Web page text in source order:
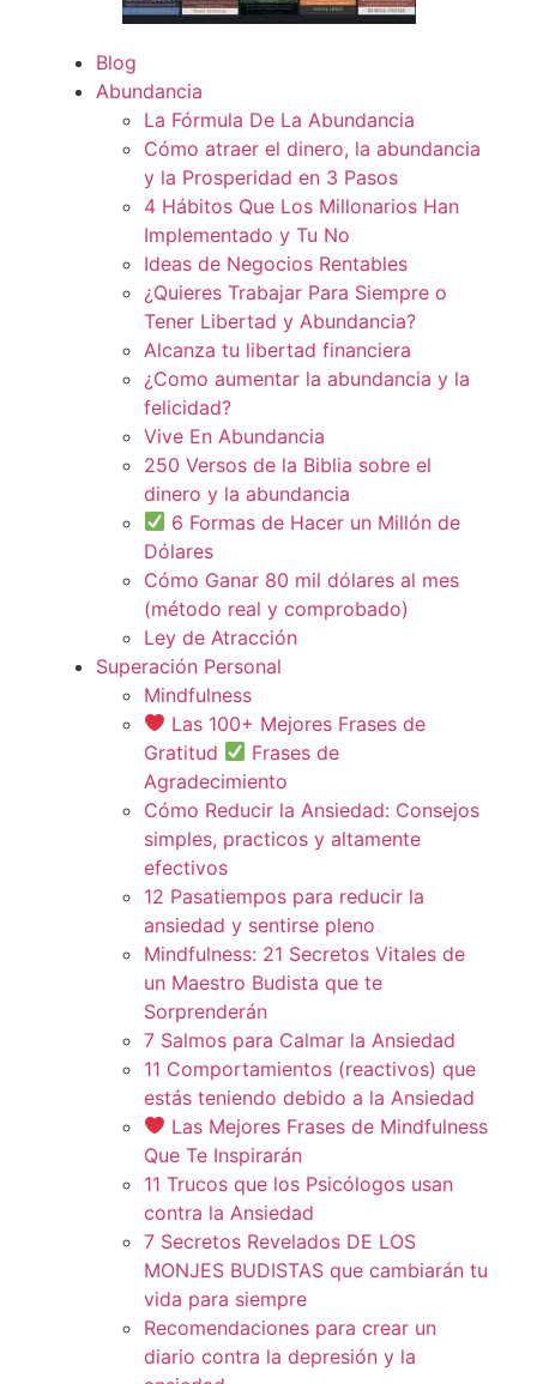
Blog
Abundancia
La Fórmula De La Abundancia
Cómo atraer el dinero, la abundancia
y la Prosperidad en 3 Pasos
4 Hábitos Que Los Millonarios Han
Implementado y Tu No
Ideas de Negocios Rentables
¿Quieres Trabajar Para Siempre o
Tener Libertad y Abundancia?
Alcanza tu libertad financiera
¿Como aumentar la abundancia y la
felicidad?
Vive En Abundancia
250 Versos de la Biblia sobre el
dinero y la abundancia
6 Formas de Hacer un Millón de
Dólares
Cómo Ganar 80 mil dólares al mes
(método real y comprobado)
Ley de Atracción
Superación Personal
Mindfulness
Las 100+ Mejores Frases de
Gratitud
Frases de
Agradecimiento
Cómo Reducir la Ansiedad: Consejos
simples, practicos y altamente
efectivos
12 Pasatiempos para reducir la
ansiedad y sentirse pleno
Mindfulness: 21 Secretos Vitales de
un Maestro Budista que te
Sorprenderán
7 Salmos para Calmar la Ansiedad
11 Comportamientos (reactivos) que
estás teniendo debido a la Ansiedad
Las Mejores Frases de Mindfulness
Que Te Inspirarán
11 Trucos que los Psicólogos usan
contra la Ansiedad
7 Secretos Revelados DE LOS
MONJES BUDISTAS que cambiarán tu
vida para siempre
Recomendaciones para crear un
diario contra la depresión y la